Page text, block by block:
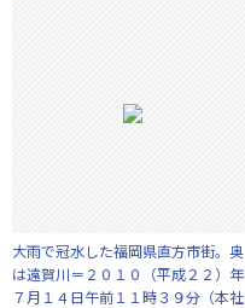
大雨で冠水した福岡県直方市街。奥
は遠賀川＝２０１０（平成２２）年
７月１４日午前１１時３９分（本社